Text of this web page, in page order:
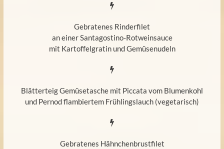
Gebratenes Rinderfilet
an einer Santagostino-Rotweinsauce
mit Kartoffelgratin und Gemüsenudeln
Blätterteig Gemüsetasche mit Piccata vom Blumenkohl
und Pernod flambiertem Frühlingslauch (vegetarisch)
Gebratenes Hähnchenbrustfilet